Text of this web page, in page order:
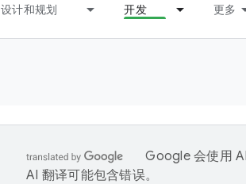
设计和规划 开发 更多
Google 会使用
AI 翻译可能包含错误。